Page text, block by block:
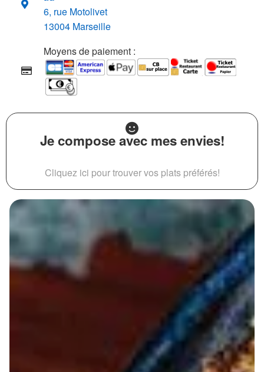
6, rue Motolivet
13004 Marseille
Moyens de paiement :
Je compose avec mes envies!
Cliquez ici pour trouver vos plats préférés!